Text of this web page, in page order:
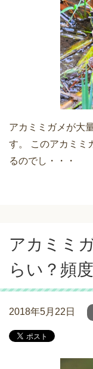
アカミミガメが大
す。 このアカミミ
るのでし・・・
アカミミ
らい？頻
2018年5月22日